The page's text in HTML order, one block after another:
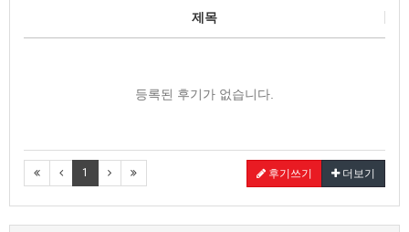
제목
등록된 후기가 없습니다.
1 후기쓰기 더보기